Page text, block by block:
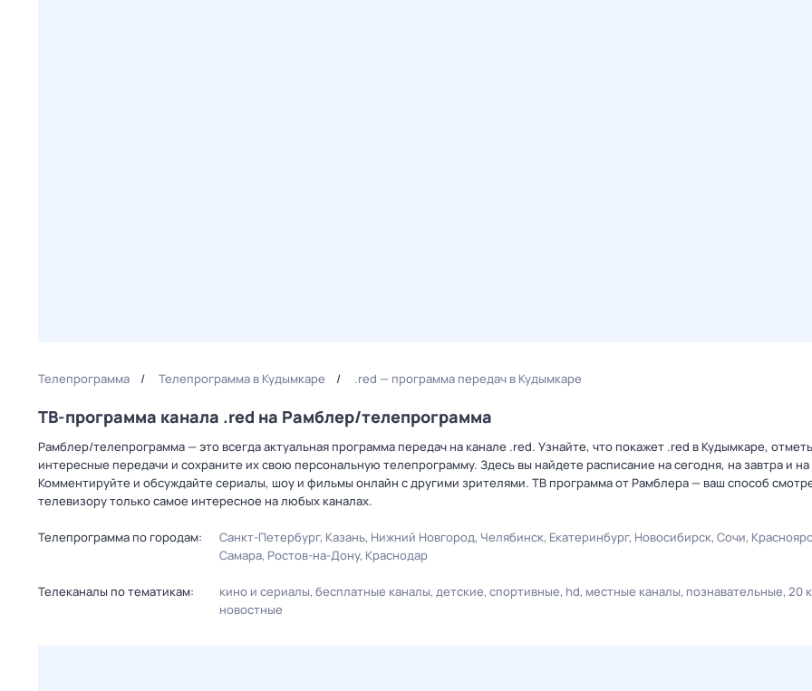
Телепрограмма Телепрограмма в Кудымкаре .red — программа передач в Кудымкаре
ТВ-программа канала .red на Рамблер/телепрограмма
Рамблер/телепрограмма — это всегда актуальная программа передач на канале .red. Узнайте, что покажет .red в Кудымкаре,
интересные передачи и сохраните их свою персональную телепрограмму. Здесь вы найдете расписание на сегодня, на завтра и
Комментируйте и обсуждайте сериалы, шоу и фильмы онлайн с другими зрителями. ТВ программа от Рамблера — ваш способ
телевизору только самое интересное на любых каналах.
Телепрограмма по городам: Санкт-Петербург Казань Нижний Новгород Челябинск Екатеринбург Новосибирск Сочи
Самара Ростов-на-Дону Краснодар
Телеканалы по тематикам: кино и сериалы бесплатные каналы детские спортивные hd местные каналы познавательные 20
новостные